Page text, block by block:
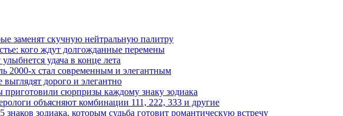
заменят скучную нейтральную палитру
кого ждут долгожданные перемены
удача в конце лета
2000-х стал современным и элегантным
дорого и элегантно
приготовили сюрпризы каждому знаку зодиака
объясняют комбинации 111, 222, 333 и другие
зодиака, которым судьба готовит романтическую встречу